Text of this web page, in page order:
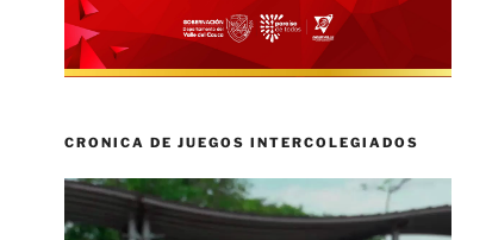
CRONICA DE JUEGOS INTERCOLEGIADOS
Reproductor